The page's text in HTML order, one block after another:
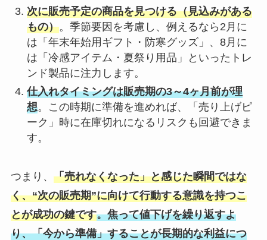
次に販売予定の商品を見つける（見込みがある
もの）。季節要因を考慮し、例えるなら2月に
は「年末年始用ギフト・防寒グッズ」、8月に
は「冷感アイテム・夏祭り用品」といったトレ
ンド製品に注力します。
仕入れタイミングは販売期の3～4ヶ月前が理
想。この時期に準備を進めれば、「売り上げピ
ーク」時に在庫切れになるリスクも回避できま
す。
つまり、 「売れなくなった」と感じた瞬間ではな
く、“次の販売期”に向けて行動する意識を持つこ
とが成功の鍵です。焦って値下げを繰り返すよ
り、「今から準備」することが長期的な利益につ